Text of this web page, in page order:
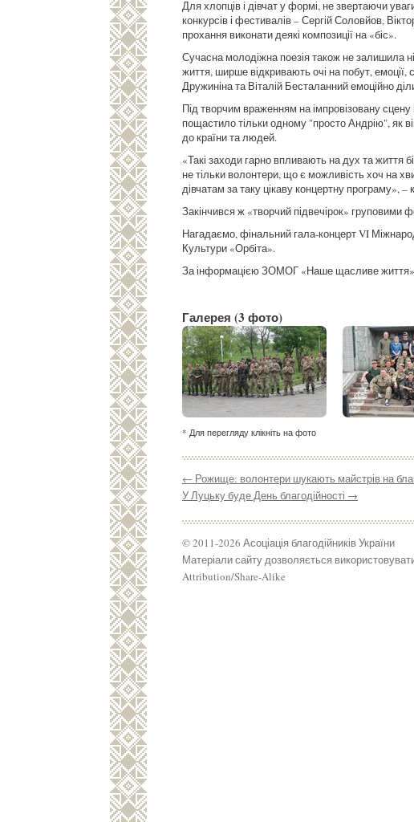
Для хлопців і дівчат у формі, не звертаючи
конкурсів і фестивалів – Сергій Соловйов,
прохання виконати деякі композиції на «біс».
Сучасна молодіжна поезія також не залишила
життя, ширше відкривають очі на побут,
Дружиніна та Віталій Бесталанний емоційно
Під творчим враженням на імпровізовану сцену
пощастило тільки одному "просто Андрію", як
до країни та людей.
«Такі заходи гарно впливають на дух та
не тільки волонтери, що є можливість хоч на
дівчатам за таку цікаву концертну програму»,
Закінчився ж «творчий підвечірок»
Нагадаємо, фінальний гала-концерт VI
Культури «Орбіта».
За інформацією ЗОМОГ «Наше щасливе життя»
Галерея (3 фото)
* Для перегляду клікніть на фото
← Рожище: волонтери шукають майстрів на
У Луцьку буде День благодійності →
© 2011-2026 Асоціація благодійників України
Матеріали сайту дозволяється
Attribution/Share-Alike